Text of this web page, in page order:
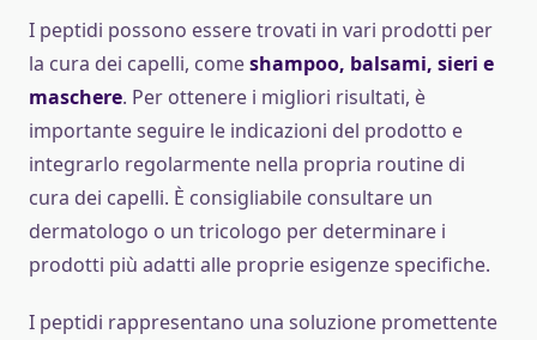
I peptidi possono essere trovati in vari prodotti per
la cura dei capelli, comeshampoo, balsami, sieri e
maschere. Per ottenere i migliori risultati, è
importante seguire le indicazioni del prodotto e
integrarlo regolarmente nella propria routine di
cura dei capelli. È consigliabile consultare un
dermatologo o un tricologo per determinare i
prodotti più adatti alle proprie esigenze specifiche.
I peptidi rappresentano una soluzione promettente